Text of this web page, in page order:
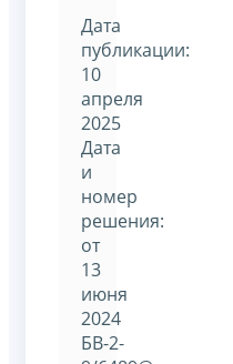
Дата
публикации:
10
апреля
2025
Дата
и
номер
решения:
от
13
июня
2024
БВ-2-